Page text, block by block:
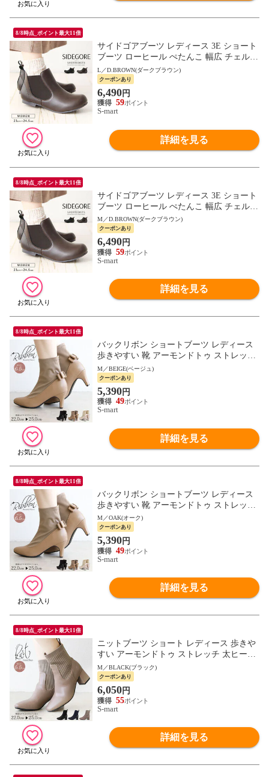
8/8時点_ポイント最大11倍
サイドゴアブーツ レディース 3E ショート
ブーツ ローヒール ぺたんこ 幅広 チェルシ
ーブーツ 靴 ハッシュドコーデ 黒 ダークブ
ラウン 4368
L／D.BROWN(ダークブラウン)
クーポンあり
6,490円
59
S-mart
詳細を見る
8/8時点_ポイント最大11倍
サイドゴアブーツ レディース 3E ショート
ブーツ ローヒール ぺたんこ 幅広 チェルシ
ーブーツ 靴 ハッシュドコーデ 黒 ダークブ
ラウン 4368
M／D.BROWN(ダークブラウン)
クーポンあり
6,490円
59
S-mart
詳細を見る
8/8時点_ポイント最大11倍
バックリボン ショートブーツ レディース
歩きやすい 靴 アーモンドトゥ ストレッチ
ドッキング 暖かい きれいめ おしゃれ 黒
ブラック 6105
M／BEIGE(ベージュ)
クーポンあり
5,390円
49
S-mart
詳細を見る
8/8時点_ポイント最大11倍
バックリボン ショートブーツ レディース
歩きやすい 靴 アーモンドトゥ ストレッチ
ドッキング 暖かい きれいめ おしゃれ 黒
ブラック 6105
M／OAK(オーク)
クーポンあり
5,390円
49
S-mart
詳細を見る
8/8時点_ポイント最大11倍
ニットブーツ ショート レディース 歩きや
すい アーモンドトゥ ストレッチ 太ヒール
ドッキング きれいめ おしゃれ シンプル 黒
ブラック 6788
M／BLACK(ブラック)
クーポンあり
6,050円
55
S-mart
詳細を見る